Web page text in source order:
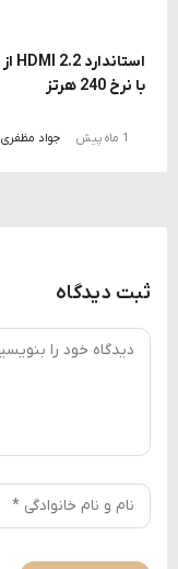
با نرخ 240 هرتز
1 ماه پیش جواد مظفری
ثبت دیدگاه